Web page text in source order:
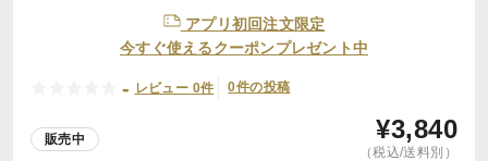
アプリ初回注文限定
今すぐ使えるクーポンプレゼント中
- レビュー 0件 0件の投稿
販売中 ¥3,840
（税込/送料別）